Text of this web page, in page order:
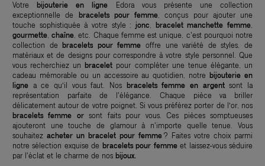
Votre bijouterie en ligne Edora vous présente une collection
exceptionnelle de
bracelets pour femme, conçus pour ajouter une
touche sophistiquée à votre style : jonc, bracelet manchette femme,
gourmette,chaîne, etc. Chaque femme est unique, c'est pourquoi notre
collection de
bracelets pour femme offre une variété de styles, de
matériaux et de designs pour correspondre à votre style personnel. Que
vous recherchiez un bracelet pour compléter une tenue élégante, un
cadeau mémorable ou un accessoire au quotidien, notre bijouterie en
ligne a ce qu’il vous faut. Nos bracelets femme en argentsont la
représentation parfaite de l'élégance. Chaque pièce va briller
délicatement autour de votre poignet. Si vous préférez porter de l’or, nos
bracelets femme orsont faits pour vous. Ces pièces somptueuses
ajouteront une touche de glamour à n'importe quelle tenue. Vous
souhaitez acheter un bracelet pour femme ? Faites votre choix parmi
notre sélection exquise de bracelets pour femmeet laissez-vous séduire
par l'éclat et le charme de nos bijoux.